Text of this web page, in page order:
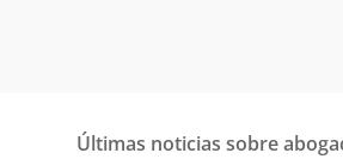
Últimas noticias sobre